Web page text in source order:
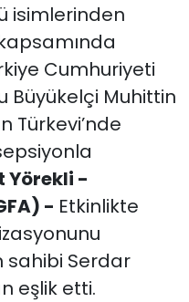
isimlerinden
Cumhuriyeti
Büyükelçi Muhittin
Türkevi’nde
Yörekli -
- Etkinlikte
sahibi Serdar
eşlik etti.